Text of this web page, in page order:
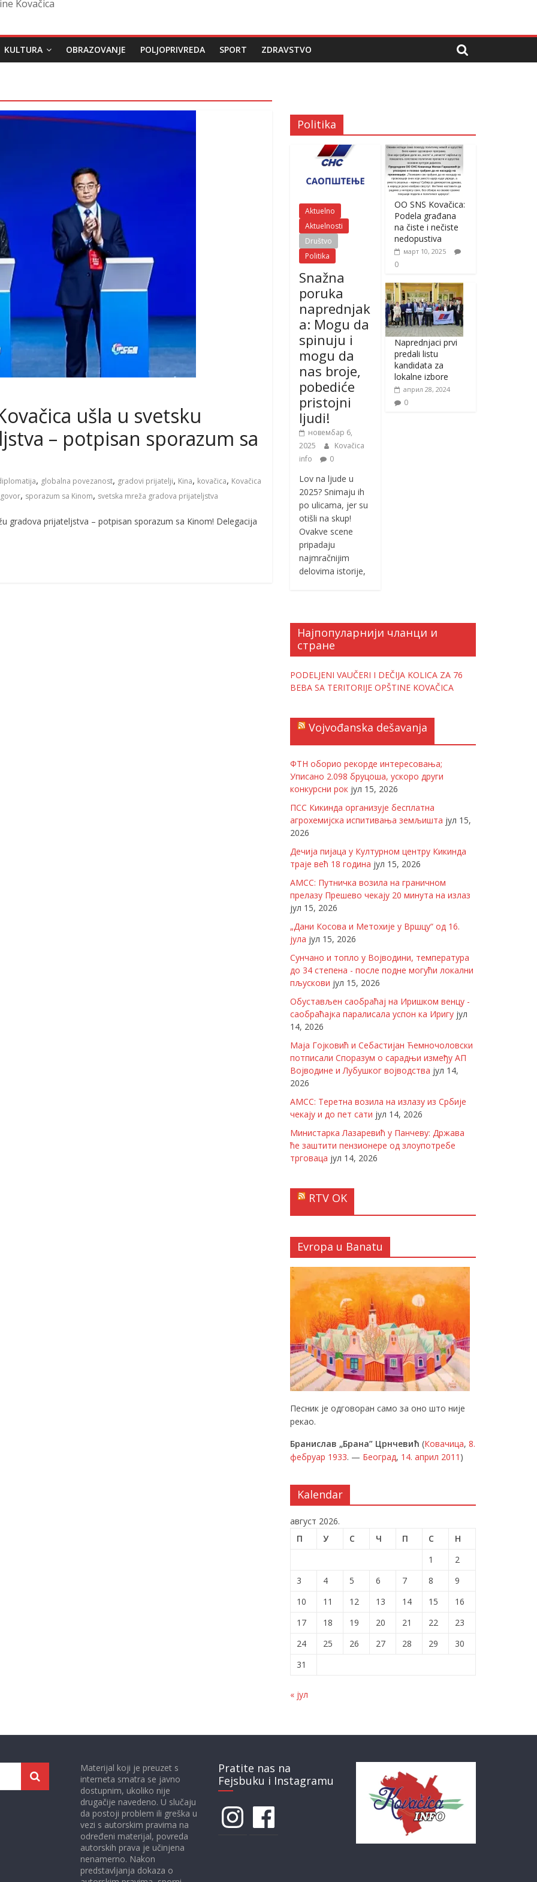
Kovačica
KULTURA OBRAZOVANJE POLJOPRIVREDA SPORT ZDRAVSTVO
ušla u svetsku
– potpisan sporazum sa
, globalna povezanost, gradovi prijatelji, Kina, kovačica, Kovačica
, sporazum sa Kinom, svetska mreža gradova prijateljstva
gradova prijateljstva – potpisan sporazum sa Kinom! Delegacija
Politika
Aktuelno
Aktuelnosti
Društvo
Politika
Snažna
poruka
naprednjak
a: Mogu da
spinuju i
mogu da
nas broje,
pobediće
pristojni
ljudi!
новембар 6,
2025
Kovačica
info
0
Lov na ljude u
2025? Snimaju ih
po ulicama, jer su
otišli na skup!
Ovakve scene
pripadaju
najmračnijim
delovima istorije,
OO SNS Kovačica:
Podela građana
na čiste i nečiste
nedopustiva
март 10, 2025
0
Naprednjaci prvi
predali listu
kandidata za
lokalne izbore
април 28, 2024
0
Најпопуларнији чланци и
стране
PODELJENI VAUČERI I DEČIJA KOLICA ZA 76
BEBA SA TERITORIJE OPŠTINE KOVAČICA
Vojvođanska dešavanja
ФТН оборио рекорде интересовања;
Уписано 2.098 бруцоша, ускоро други
конкурсни рок јул 15, 2026
ПСС Кикинда организује бесплатна
агрохемијска испитивања земљишта јул 15,
2026
Дечија пијаца у Културном центру Кикинда
траје већ 18 година јул 15, 2026
АМСС: Путничка возила на граничном
прелазу Прешево чекају 20 минута на излаз
јул 15, 2026
„Дани Косова и Метохије у Вршцу“ од 16.
јула јул 15, 2026
Сунчано и топло у Војводини, температура
до 34 степена - после подне могући локални
пљускови јул 15, 2026
Обустављен саобраћај на Иришком венцу -
саобраћајка паралисала успон ка Иригу јул
14, 2026
Маја Гојковић и Себастијан Ћемночоловски
потписали Споразум о сарадњи између АП
Војводине и Лубушког војводства јул 14,
2026
АМСС: Теретна возила на излазу из Србије
чекају и до пет сати јул 14, 2026
Министарка Лазаревић у Панчеву: Држава
ће заштити пензионере од злоупотребе
трговаца јул 14, 2026
RTV OK
Evropa u Banatu
Песник је одговоран само за оно што није
рекао.
Бранислав „Брана” Црнчевић (Ковачица, 8.
фебруар 1933. — Београд, 14. април 2011 )
Kalendar
август 2026.
П
У С Ч П С
Н
1
2
3
4 5 6 7 8
9
10
11 12 13 14 15
16
17
18 19 20 21 22
23
24
25 26 27 28 29
30
31
« јул
Materijal koji je preuzet s
interneta smatra se javno
dostupnim, ukoliko nije
drugačije navedeno. U slučaju
da postoji problem ili greška u
vezi s autorskim pravima na
određeni materijal, povreda
autorskih prava je učinjena
nenamerno. Nakon
predstavljanja dokaza o
Pratite nas na
Fejsbuku i Instagramu
InstagramFacebook